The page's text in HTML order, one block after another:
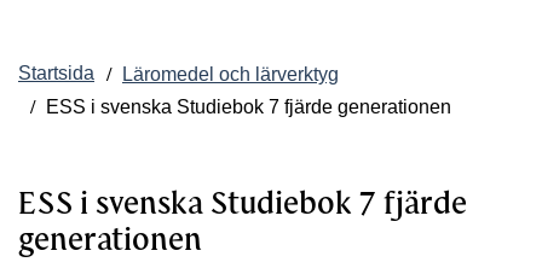
Startsida
Läromedel och lärverktyg
ESS i svenska Studiebok 7 fjärde generationen
ESS i svenska Studiebok 7 fjärde
generationen